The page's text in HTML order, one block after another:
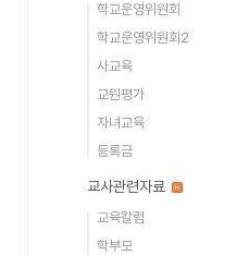
학교운영위원회
학교운영위원회2
사교육
교원평가
자녀교육
등록금
교사관련자료
교육칼럼
학부모